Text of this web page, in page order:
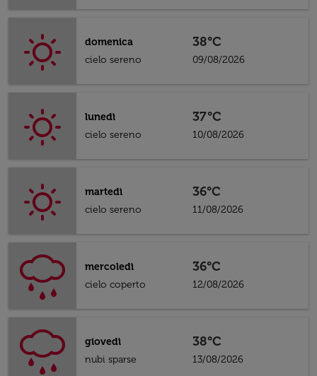
domenica
cielo sereno
38°C
09/08/2026
lunedì
cielo sereno
37°C
10/08/2026
martedì
cielo sereno
36°C
11/08/2026
mercoledì
cielo coperto
36°C
12/08/2026
giovedì
nubi sparse
38°C
13/08/2026